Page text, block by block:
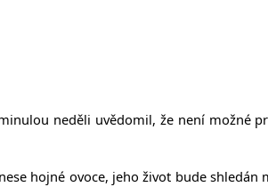
neděli uvědomil, že není možné
hojné ovoce, jeho život bude shledán